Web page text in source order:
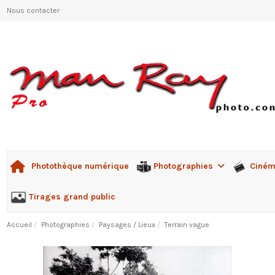
Nous contacter
Photothèque numérique Photographies
Tirages grand public
Accueil Photographies Paysages / Lieux Terrain vague